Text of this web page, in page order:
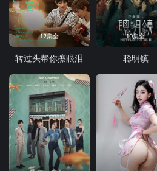
12集全
转过头帮你擦眼泪
10集全
聪明镇